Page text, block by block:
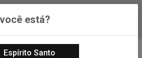
Baixe já nosso APP
está?
Espírito Santo